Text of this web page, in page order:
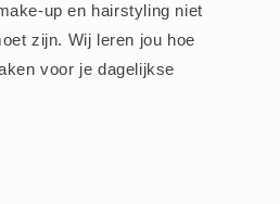
up en hairstyling niet
zijn. Wij leren jou hoe
voor je dagelijkse